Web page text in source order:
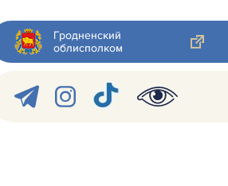
Гродненский
облисполком